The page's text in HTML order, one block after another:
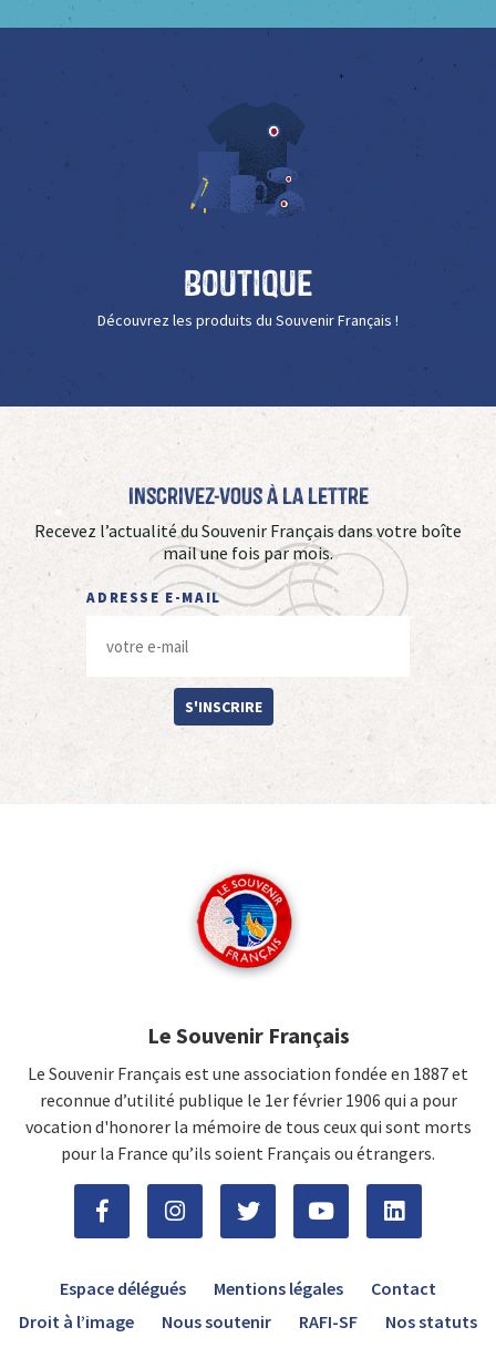
Boutique
Découvrez les produits du Souvenir Français !
Inscrivez-vous à La Lettre
Recevez l’actualité du Souvenir Français dans votre boîte
mail une fois par mois.
ADRESSE E-MAIL
S'INSCRIRE
Le Souvenir Français
Le Souvenir Français est une association fondée en 1887 et
reconnue d’utilité publique le 1er février 1906 qui a pour
vocation d'honorer la mémoire de tous ceux qui sont morts
pour la France qu’ils soient Français ou étrangers.
Espace délégués Mentions légales
Contact
Droit à l’image
Nous soutenir RAFI-SF Nos statuts